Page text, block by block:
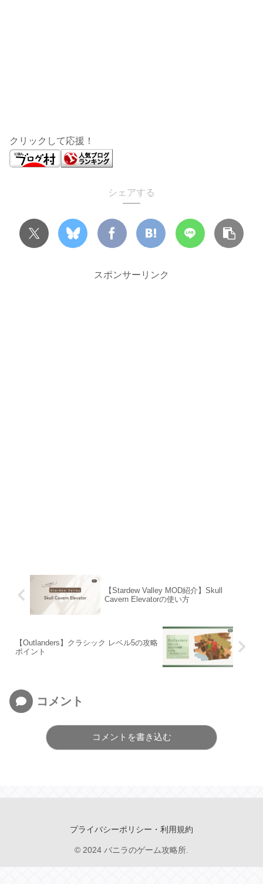
クリックして応援！
シェアする
スポンサーリンク
【Stardew Valley MOD紹介】Skull
Cavern Elevatorの使い方
【Outlanders】クラシック レベル5の攻略
ポイント
コメント
コメントを書き込む
プライバシーポリシー・利用規約
© 2024 バニラのゲーム攻略所.